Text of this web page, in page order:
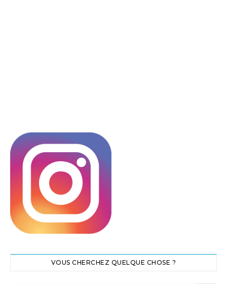
VOUS CHERCHEZ QUELQUE CHOSE ?